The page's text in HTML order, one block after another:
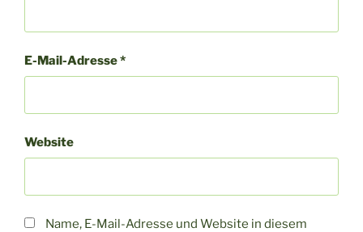
E-Mail-Adresse*
Website
Name, E-Mail-Adresse und Website in diesem